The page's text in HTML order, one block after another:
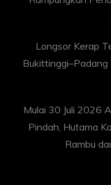
Longsor Kerap
Mulai 30 Juli 2026
Pindah, Hutama
Rambu